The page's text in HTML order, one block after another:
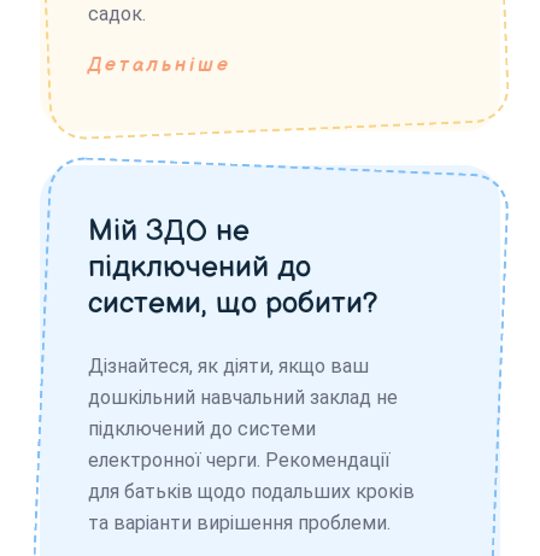
садок.
Детальніше
Мій ЗДО не
підключений до
системи, що робити?
Дізнайтеся, як діяти, якщо ваш
дошкільний навчальний заклад не
підключений до системи
електронної черги. Рекомендації
для батьків щодо подальших кроків
та варіанти вирішення проблеми.